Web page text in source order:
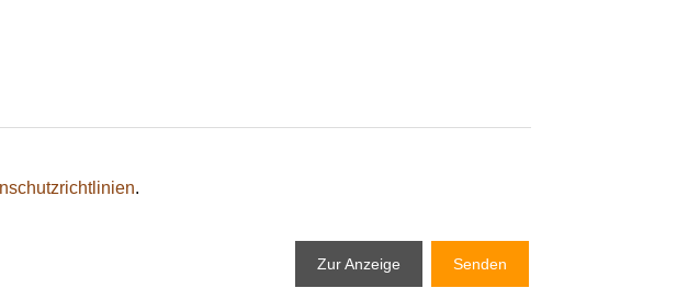
.
Zur Anzeige Senden